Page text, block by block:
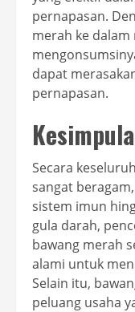
pernapasan.
merah ke dalam
dapat
pernapasan.
Secara
sangat
sistem imun
gula darah,
bawang merah
alami untuk
Selain itu,
peluang usaha